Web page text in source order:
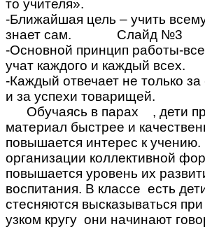
то учителя».
-Ближайшая цель – учить
знает сам. Слайд №3
-Основной принцип работы-
учат каждого и каждый всех.
-Каждый отвечает не только
и за успехи товарищей.
Обучаясь в парах , дети
материал быстрее и
повышается интерес к
организации коллективной
повышается уровень их
воспитания. В классе есть
стесняются высказываться
узком кругу они начинают